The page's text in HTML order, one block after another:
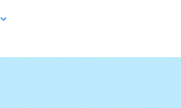
自身の働きを行うために世界に
よってあらゆる手段をもって追
ることもできない。それにも関わ
も神の全能性を推し量ることはで